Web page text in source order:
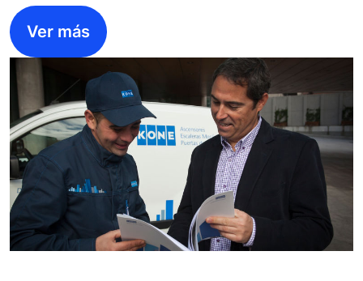
Ver más